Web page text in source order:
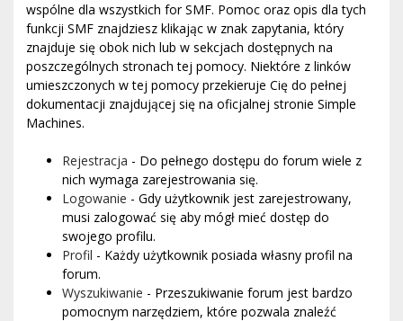
wspólne dla wszystkich for SMF. Pomoc oraz opis dla tych
funkcji SMF znajdziesz klikając w znak zapytania, który
znajduje się obok nich lub w sekcjach dostępnych na
poszczególnych stronach tej pomocy. Niektóre z linków
umieszczonych w tej pomocy przekieruje Cię do pełnej
dokumentacji znajdującej się na oficjalnej stronie Simple
Machines.
Rejestracja - Do pełnego dostępu do forum wiele z
nich wymaga zarejestrowania się.
Logowanie - Gdy użytkownik jest zarejestrowany,
musi zalogować się aby mógł mieć dostęp do
swojego profilu.
Profil - Każdy użytkownik posiada własny profil na
forum.
Wyszukiwanie - Przeszukiwanie forum jest bardzo
pomocnym narzędziem, które pozwala znaleźć